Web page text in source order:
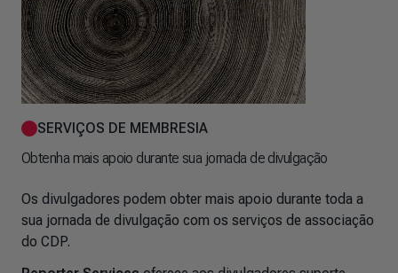
SERVIÇOS DE MEMBRESIA
Obtenha mais apoio durante sua jornada de divulgação
Os divulgadores podem obter mais apoio durante toda a
sua jornada de divulgação com os serviços de associação
do CDP.